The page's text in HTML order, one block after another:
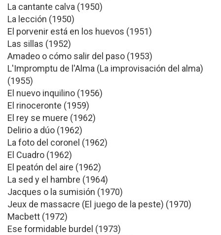
La cantante calva (1950)
La lección (1950)
El porvenir está en los huevos (1951)
Las sillas (1952)
Amadeo o cómo salir del paso (1953)
L'Impromptu de l'Alma (La improvisación del alma)
(1955)
El nuevo inquilino (1956)
El rinoceronte (1959)
El rey se muere (1962)
Delirio a dúo (1962)
La foto del coronel (1962)
El Cuadro (1962)
El peatón del aire (1962)
La sed y el hambre (1964)
Jacques o la sumisión (1970)
Jeux de massacre (El juego de la peste) (1970)
Macbett (1972)
Ese formidable burdel (1973)